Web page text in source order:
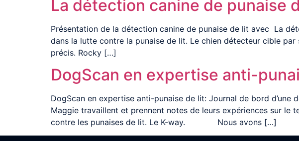
La détection canine de punaise
Présentation de la détection canine de punaise de lit avec La
dans la lutte contre la punaise de lit. Le chien détecteur cible
précis. Rocky […]
DogScan en expertise anti-
DogScan en expertise anti-punaise de lit: Journal de bord d’une
Maggie travaillent et prennent notes de leurs expériences sur le
contre les punaises de lit. Le K-way. Nous avons […]